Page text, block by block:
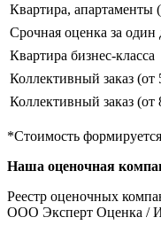
Квартира, апартаменты
Срочная оценка за один
Квартира бизнес-класса
Коллективный заказ (от
Коллективный заказ (от
*Стоимость
Наша оценочная
Реестр оценочных
ООО Эксперт Оценка /